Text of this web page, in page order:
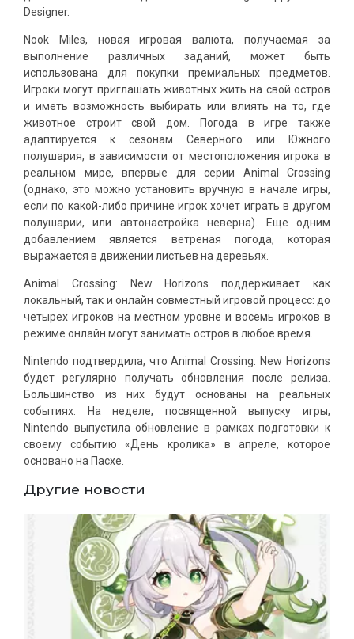
Designer.
Nook Miles, новая игровая валюта, получаемая за
выполнение различных заданий, может быть
использована для покупки премиальных предметов.
Игроки могут приглашать животных жить на свой остров
и иметь возможность выбирать или влиять на то, где
животное строит свой дом. Погода в игре также
адаптируется к сезонам Северного или Южного
полушария, в зависимости от местоположения игрока в
реальном мире, впервые для серии Animal Crossing
(однако, это можно установить вручную в начале игры,
если по какой-либо причине игрок хочет играть в другом
полушарии, или автонастройка неверна). Еще одним
добавлением является ветреная погода, которая
выражается в движении листьев на деревьях.
Animal Crossing: New Horizons поддерживает как
локальный, так и онлайн совместный игровой процесс: до
четырех игроков на местном уровне и восемь игроков в
режиме онлайн могут занимать остров в любое время.
Nintendo подтвердила, что Animal Crossing: New Horizons
будет регулярно получать обновления после релиза.
Большинство из них будут основаны на реальных
событиях. На неделе, посвященной выпуску игры,
Nintendo выпустила обновление в рамках подготовки к
своему событию «День кролика» в апреле, которое
основано на Пасхе.
Другие новости